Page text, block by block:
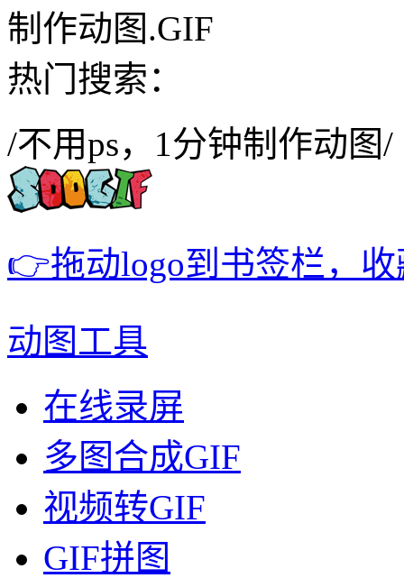
制作动图.GIF
热门搜索：
/不用ps，1分钟制作动图/
👉拖动logo到书签栏，
动图工具
在线录屏
多图合成GIF
视频转GIF
GIF拼图